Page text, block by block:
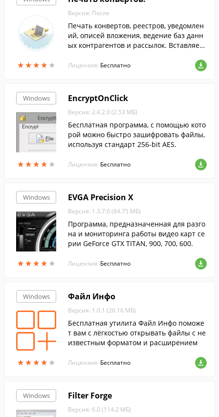
★★★★ ★
★★★★ ★
Версия: После
Печать конвертов, реестров, уведомлен
ий, описей вложения, ведение баз данн
ых контрагентов и рассылок. Вставляете
олучаете заполненный.
Лицензия: Бесплатно
Windows
★★★★ ★
★★★★ ★
EncryptOnClick
Версия: 2.4.2.0 (2.53 МБ)
Бесплатная программа, с помощью кото
рой можно быстро зашифровать файлы,
используя стандарт 256-bit AES.
Лицензия: Бесплатно
Windows
★★★★ ★
★★★★ ★
EVGA Precision X
Версия: 1.3.7.0 (84.75 МБ)
Программа, предназначенная для разго
на и мониторинга работы видео карт се
рии GeForce GTX TITAN, 900, 700, 600.
Лицензия: Бесплатно
Windows
★★★★ ★
★★★★ ★
Файл Инфо
Версия: 1.0.1 (26.16 МБ)
Бесплатная утилита Файл Инфо поможе
т вам с лёгкостью открывать файлы с не
известным форматом и расширением
Лицензия: Бесплатно
Windows Filter Forge
Версия: 6.0 (114.2 МБ)